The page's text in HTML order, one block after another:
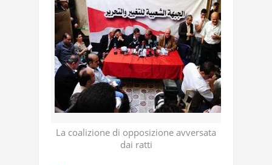
La coalizione di opposizione avversata
dai ratti